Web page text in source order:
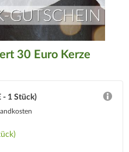
30 Euro Kerze
- 1 Stück)